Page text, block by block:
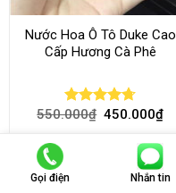
Nước Hoa Ô Tô Duke Cao
Cấp Hương Cà Phê
Rated4.70
550.000₫ 450.000₫
-37%
Gọi điện Nhắn tin